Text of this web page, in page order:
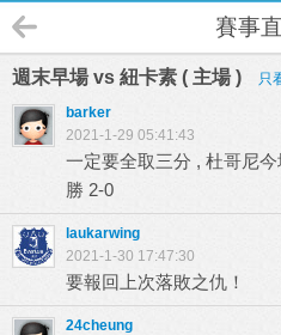
賽事
週末早場 vs 紐卡素 ( 主場 )
只
barker
2021-1-29 05:41:43
一定要全取三分 , 杜哥尼
勝 2-0
laukarwing
2021-1-30 17:47:30
要報回上次落敗之仇！
24cheung